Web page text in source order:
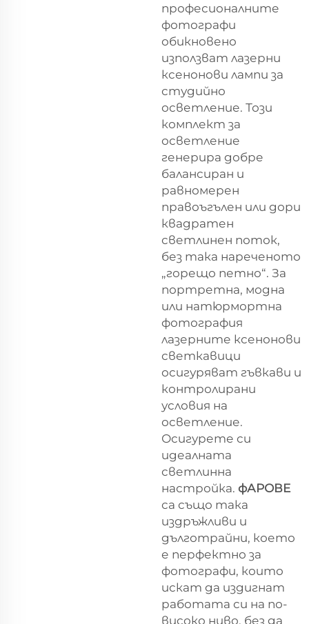
професионалните
фотографи
обикновено
използват лазерни
ксенонови лампи за
студийно
осветление. Този
комплект за
осветление
генерира добре
балансиран и
равномерен
правоъгълен или дори
квадратен
светлинен поток,
без така нареченото
„горещо петно“. За
портретна, модна
или натюрмортна
фотография
лазерните ксенонови
светкавици
осигуряват гъвкави и
контролирани
условия на
осветление.
Осигурете си
идеалната
светлинна
настройка. фАРОВЕ
са също така
издръжливи и
дълготрайни, което
е перфектно за
фотографи, които
искат да издигнат
работата си на по-
високо ниво, без да